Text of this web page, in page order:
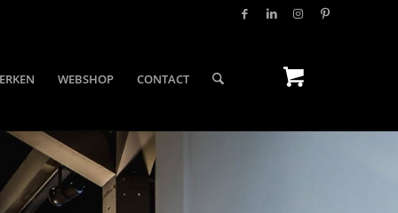
WEBSHOP CONTACT